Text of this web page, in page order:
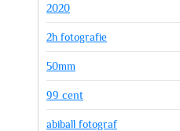
2020
2h fotografie
50mm
99 cent
abiball fotograf